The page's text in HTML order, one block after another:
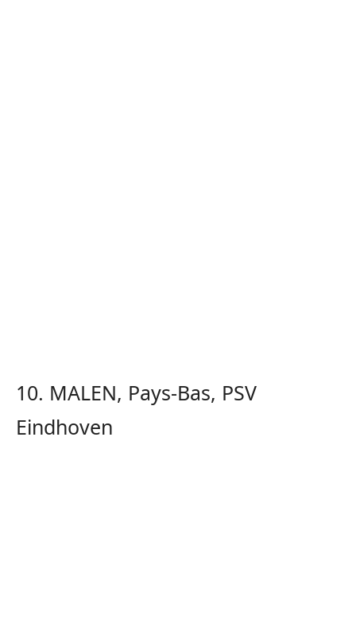
10. MALEN, Pays-Bas, PSV
Eindhoven